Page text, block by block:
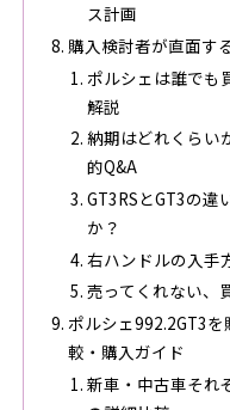
ス計画
購入検討者が直面す
ポルシェは誰でも
解説
納期はどれくらい
的Q&A
GT3RSとGT3の違
か？
右ハンドルの入手
売ってくれない、
ポルシェ992.2GT3
較・購入ガイド
新車・中古車それ